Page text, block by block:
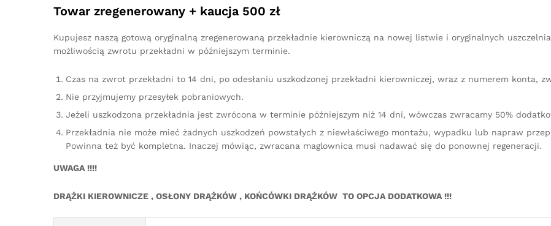
Towar zregenerowany + kaucja 500 zł
Kupujesz naszą gotową oryginalną zregenerowaną przekładnie kierowniczą na nowej listwie i oryginalnych
możliwością zwrotu przekładni w późniejszym terminie.
Czas na zwrot przekładni to 14 dni, po odesłaniu uszkodzonej przekładni kierowniczej, wraz z numerem konta,
Nie przyjmujemy przesyłek pobraniowych.
Jeżeli uszkodzona przekładnia jest zwrócona w terminie późniejszym niż 14 dni, wówczas zwracamy 50%
Przekładnia nie może mieć żadnych uszkodzeń powstałych z niewłaściwego montażu, wypadku lub napraw
Powinna też być kompletna. Inaczej mówiąc, zwracana maglownica musi nadawać się do ponownej regeneracji.
UWAGA !!!!
DRĄŻKI KIEROWNICZE , OSŁONY DRĄŻKÓW , KOŃCÓWKI DRĄŻKÓW TO OPCJA DODATKOWA !!!